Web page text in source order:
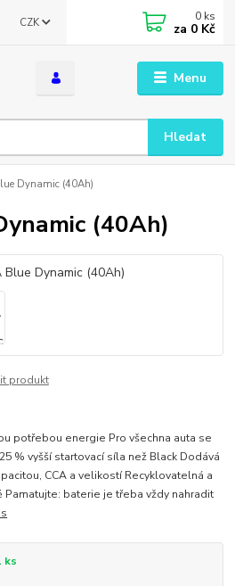
Menu
CZK
Hledat
0 ks
za 0 Kč
Dynamic (40Ah)
(40Ah)
produkt
potřebou energie Pro všechna auta se
% vyšší startovací síla než Black Dodává
CCA a velikostí Recyklovatelná a
Pamatujte: baterie je třeba vždy nahradit
ks